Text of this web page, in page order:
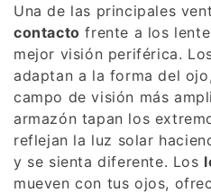
Una de las principales
contacto frente a los
mejor visión periférica.
adaptan a la forma del
campo de visión más
armazón tapan los
reflejan la luz solar
y se sienta diferente. Los
mueven con tus ojos,